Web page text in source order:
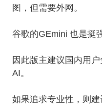
图，但需要外网。
谷歌的GEmini 也是挺
因此版主建议国内用
AI。
如果追求专业性，则